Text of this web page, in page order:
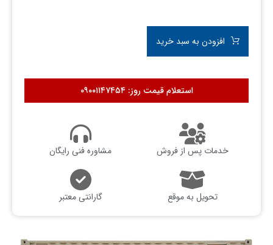
افزودن به سبد خرید
استعلام قیمت روز: ۰۹۰۰۱۱۴۷۴۵۴
خدمات پس از فروش مشاوره فنی رایگان
تحویل به موقع گارانتی معتبر